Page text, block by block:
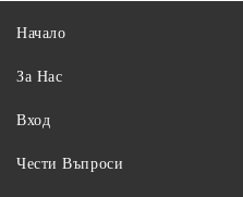
Начало
За Нас
Вход
Чести Въпроси